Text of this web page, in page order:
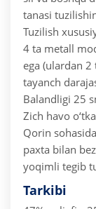
tanasi
Tuzilish
4 ta metall
ega (ulardan
tayanch
Balandligi 25
Zich havo
Qorin
paxta bilan
yoqimli tegib
Tarkibi